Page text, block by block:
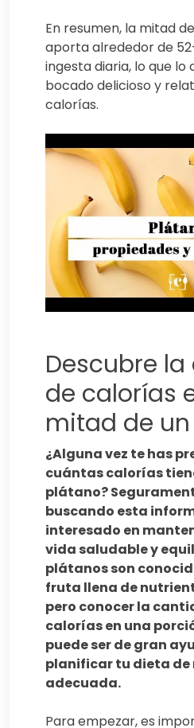
En resumen, la mitad
aporta alrededor de
ingesta diaria, lo que lo
bocado delicioso y
calorías.
Descubre
de calorías
mitad de
¿Alguna vez te has
cuántas calorías
plátano?
buscando esta
interesado en
vida saludable y
plátanos son
fruta llena de
pero conocer la
calorías en una
puede ser de gran
planificar tu dieta de
adecuada.
Para empezar, es